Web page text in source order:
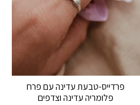
פרדייס-טבעת עדינה עם פרח
פלומריה עדינה וצדפים